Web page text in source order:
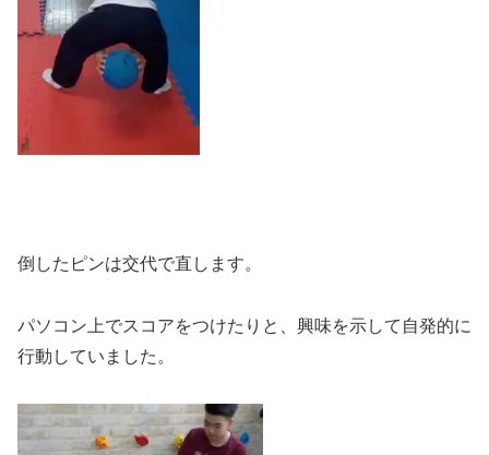
倒したピンは交代で直します。
パソコン上でスコアをつけたりと、興味を示して自発的に
行動していました。